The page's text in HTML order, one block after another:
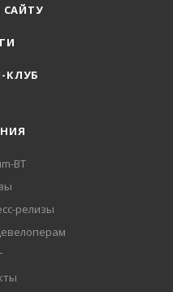
КЛУБ
BT
релизы